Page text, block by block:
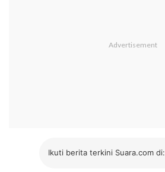
Ikuti berita terkini Suara.com di: